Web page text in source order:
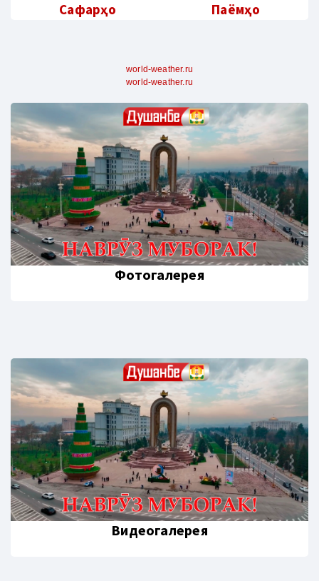
Сафарҳо
Паёмҳо
world-weather.ru
world-weather.ru
Фотогалерея
Видеогалерея